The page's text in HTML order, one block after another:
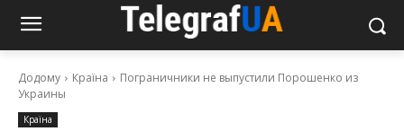
Додому Країна
Пограничники не выпустили Порошенко из
Украины
Країна